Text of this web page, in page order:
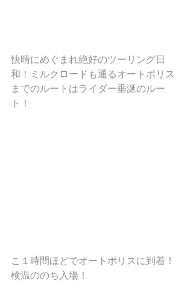
快晴にめぐまれ絶好のツーリング日
和！ミルクロードも通るオートポリス
までのルートはライダー垂涎のルー
ト！
こ１時間ほどでオートポリスに到着！
検温ののち入場！